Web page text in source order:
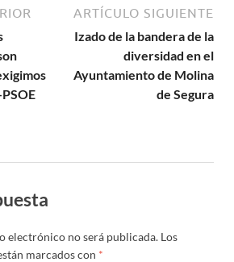
ARTÍCULO SIGUIENTE
Izado de la bandera de la
diversidad en el
Ayuntamiento de Molina
de Segura
electrónico no será publicada. Los
marcados con *